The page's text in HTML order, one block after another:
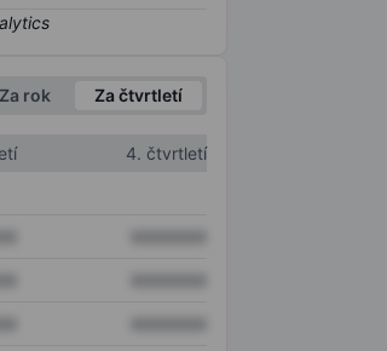
Za rok Za čtvrtletí
4. čtvrtletí